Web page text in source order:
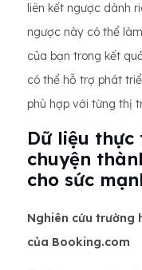
liên kết ngược dành
ngược này có thể
của bạn trong kết
có thể hỗ trợ phát
phù hợp với từng thị
Dữ liệu thực
chuyện
cho sức
Nghiên cứu trường
của Booking.com